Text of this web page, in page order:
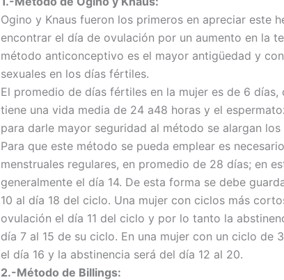
Ogino y Knaus fueron los primeros en apreciar este
encontrar el día de ovulación por un aumento en la
método anticonceptivo es el mayor antigüedad y
sexuales en los días fértiles.
El promedio de días fértiles en la mujer es de 6
tiene una vida media de 24 a48 horas y el
para darle mayor seguridad al método se alargan
Para que este método se pueda emplear es
menstruales regulares, en promedio de 28 días; en
generalmente el día 14. De esta forma se debe
10 al día 18 del ciclo. Una mujer con ciclos más
ovulación el día 11 del ciclo y por lo tanto la
día 7 al 15 de su ciclo. En una mujer con un ciclo de
el día 16 y la abstinencia será del día 12 al 20.
2.-Método de Billings: